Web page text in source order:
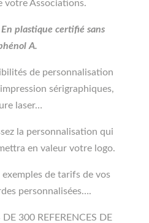
votre Associations.
plastique certifié sans
A.
de personnalisation
sérigraphiques,
laser…
la personnalisation qui
en valeur votre logo.
de tarifs de vos
personnalisées….
300 REFERENCES DE